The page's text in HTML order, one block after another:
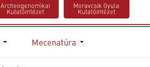
Archeogenomikai
Kutatóintézet
Moravcsik Gyula
Kutatóintézet
Mecenatúra